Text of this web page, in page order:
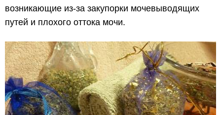
возникающие из-за закупорки мочевыводящих
путей и плохого оттока мочи.